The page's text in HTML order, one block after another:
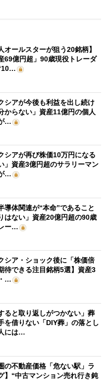
オールスターが狙う20銘柄】
69億円超」90歳現役トレーダ
シアが今後も利益を出し続け
からない」資産11億円の個人
…
シアが再び株価10万円になる
」資産3億円超のサラリーマン
…
導体関連が“本命”であること
はない」資産20億円超の90歳
ー…
シア・ショック後に「株価倍
待できる注目銘柄5選】資産3
…
ると取り返しがつかない」葬
を借りない「DIY葬」の落とし
には…
の不動産価格「危ない駅」ラ
】“中古マンション売れ行き鈍